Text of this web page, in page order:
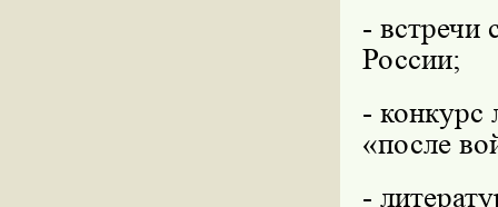
- встречи
России;
- конкурс
«после
-